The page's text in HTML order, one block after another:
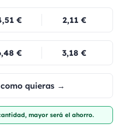
€ 2,11 €
€ 3,18 €
quieras →
mayor será el ahorro.